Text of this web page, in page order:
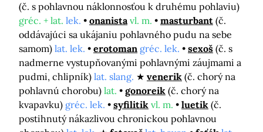
(č. s pohlavnou náklonnosťou k druhému pohlaviu)
gréc. + lat. lek. onanista vl. m. masturbant (č.
oddávajúci sa ukájaniu pohlavného pudu na sebe
samom) lat. lek. erotoman gréc. lek. sexoš (č. s
nadmerne vystupňovanými pohlavnými záujmami a
pudmi, chlipník) lat. slang. venerik (č. chorý na
pohlavnú chorobu) lat. gonoreik (č. chorý na
kvapavku) gréc. lek. syfilitik vl. m. luetik (č.
postihnutý nákazlivou chronickou pohlavnou